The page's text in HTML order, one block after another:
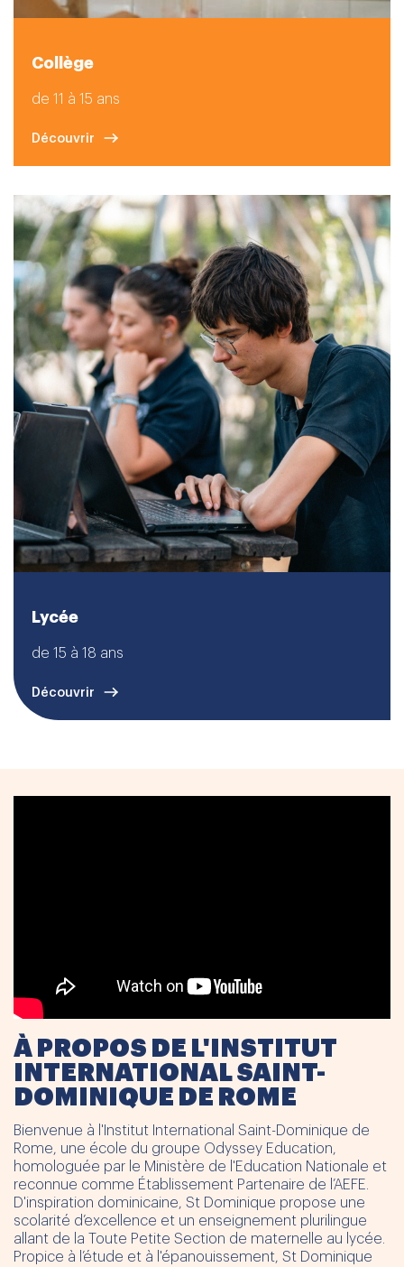
Collège
de 11 à 15 ans
Découvrir
Lycée
de 15 à 18 ans
Découvrir
À PROPOS DE L'INSTITUT
INTERNATIONAL SAINT-
DOMINIQUE DE ROME
Bienvenue à l'Institut International Saint-Dominique de
Rome, une école du groupe Odyssey Education,
homologuée par le Ministère de l'Education Nationale et
reconnue comme Établissement Partenaire de l’AEFE.
D'inspiration dominicaine, St Dominique propose une
scolarité d’excellence et un enseignement plurilingue
allant de la Toute Petite Section de maternelle au lycée.
Propice à l’étude et à l'épanouissement, St Dominique